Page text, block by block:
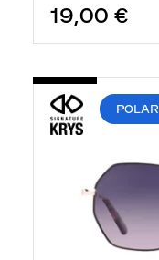
19,00 €